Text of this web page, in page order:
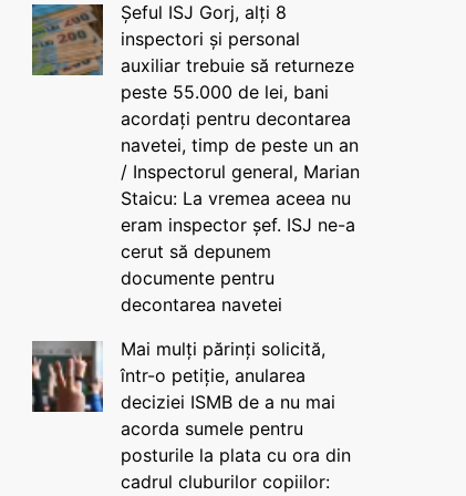
Șeful ISJ Gorj, alți 8
inspectori și personal
auxiliar trebuie să returneze
peste 55.000 de lei, bani
acordați pentru decontarea
navetei, timp de peste un an
/ Inspectorul general, Marian
Staicu: La vremea aceea nu
eram inspector șef. ISJ ne-a
cerut să depunem
documente pentru
decontarea navetei
Mai mulți părinți solicită,
într-o petiție, anularea
deciziei ISMB de a nu mai
acorda sumele pentru
posturile la plata cu ora din
cadrul cluburilor copiilor: